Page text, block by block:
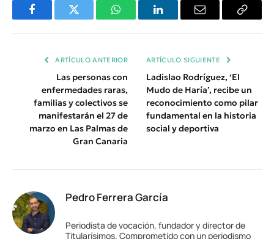
FacebookTwitter WhatsAppLinkedInEmail
Copiar
ARTÍCULO ANTERIOR
Las personas con
enfermedades raras,
familias y colectivos se
manifestarán el 27 de
marzo en Las Palmas de
Gran Canaria
ARTÍCULO SIGUIENTE
Ladislao Rodríguez, ‘El
Mudo de Haría’, recibe un
reconocimiento como pilar
fundamental en la historia
social y deportiva
Pedro Ferrera García
Periodista de vocación, fundador y director de
Titularísimos. Comprometido con un periodismo